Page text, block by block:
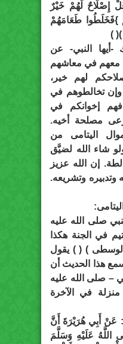
إِصْلَاحٌ لَهُمْ خَيْرٌ
}فَخَلَطُوا طَعَامَهُمْ
)( )
-أيها النبي- عن
معهم في معاشهم
لهم خير،
وإن تخالطوهم في
إخوانكم في
مصلحة أخيه.
اليتامى من
شاء الله لضيَّق
إن الله عزيز
وتشريعه.
صلى الله عليه
في الجنة هكذا
) ( ) يقول
هذا الحديث أن
– صلى الله عليه
في الآخرة
عَنْ أَبِي هُرَيْرَةَ أَنَّ
اللَّهُ عَلَيْهِ وَسَلَّمَ